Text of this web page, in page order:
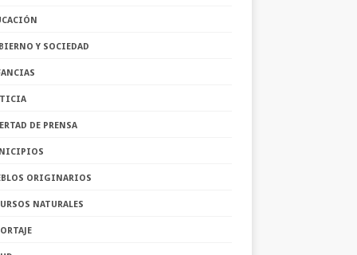
Y SOCIEDAD
DE PRENSA
ORIGINARIOS
NATURALES